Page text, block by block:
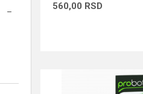
560,00 RSD